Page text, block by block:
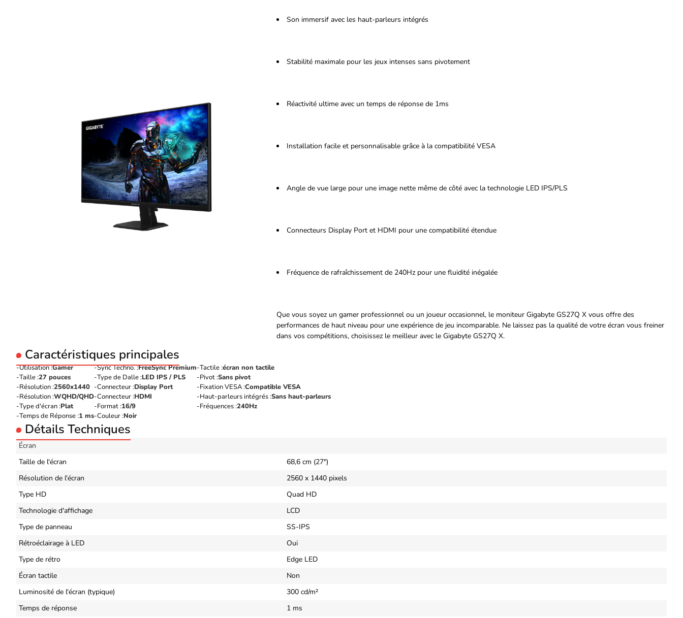
Son immersif avec les haut-parleurs intégrés
Stabilité maximale pour les jeux intenses sans pivotement
Réactivité ultime avec un temps de réponse de 1ms
Installation facile et personnalisable grâce à la compatibilité VESA
Angle de vue large pour une image nette même de côté avec la technologie LED IPS/PLS
Connecteurs Display Port et HDMI pour une compatibilité étendue
Fréquence de rafraîchissement de 240Hz pour une fluidité inégalée
Que vous soyez un gamer professionnel ou un joueur occasionnel, le moniteur Gigabyte GS27Q X vous offre des
performances de haut niveau pour une expérience de jeu incomparable. Ne laissez pas la qualité de votre écran vous freiner
dans vos compétitions, choisissez le meilleur avec le Gigabyte GS27Q X.
Caractéristiques principales
Utilisation :Gamer
Taille :27 pouces
Résolution :2560x1440
Résolution :WQHD/QHD
Type d'écran :Plat
Temps de Réponse :1 ms
Sync Techno. :FreeSync Premium
Type de Dalle :LED IPS / PLS
Connecteur :Display Port
Connecteur :HDMI
Format :16/9
Couleur :Noir
Tactile :écran non tactile
Pivot :Sans pivot
Fixation VESA :Compatible VESA
Haut-parleurs intégrés :Sans haut-parleurs
Fréquences :240Hz
Détails Techniques
Écran
Taille de l'écran
68,6 cm (27")
Résolution de l'écran
2560 x 1440 pixels
Type HD
Quad HD
Technologie d'affichage
LCD
Type de panneau
SS-IPS
Rétroéclairage à LED
Oui
Type de rétro
Edge LED
Écran tactile
Non
Luminosité de l'écran (typique)
300 cd/m²
Temps de réponse
1 ms